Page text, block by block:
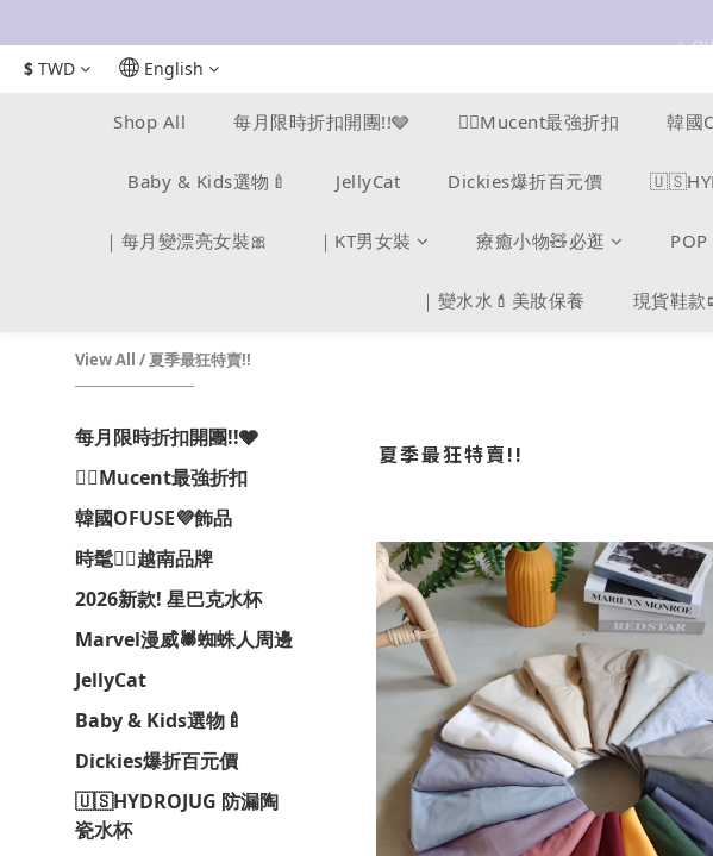
$ TWD English
Shop All 每月限時折扣開團!!🩶 ❤️‍🔥Mucent最強折扣 韓國
Baby & Kids選物🍼 JellyCat Dickies爆折百元價
｜每月變漂亮女裝🎀 ｜KT男女裝 療癒小物🧸必逛
｜變水水💄美妝保養 現貨鞋款
View All /夏季最狂特賣!!
每月限時折扣開團!!🩶
❤️‍🔥Mucent最強折扣
韓國OFUSE💜飾品
時髦❤️‍🔥越南品牌
2026新款! 星巴克水杯
Marvel漫威🕷️蜘蛛人周邊
JellyCat
Baby & Kids選物🍼
Dickies爆折百元價
🇺🇸HYDROJUG 防漏陶
瓷水杯
夏季最狂特賣!!